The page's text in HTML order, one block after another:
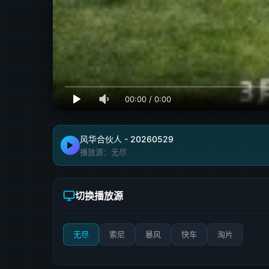
00:00 / 0:00
风华合伙人 - 20260529
播放源：无尽
切换播放源
无尽 索尼 暴风 快车 淘片